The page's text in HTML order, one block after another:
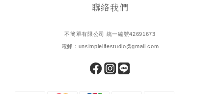
聯絡我們
不簡單有限公司 統一編號42691673
電郵：unsimplelifestudio@gmail.com